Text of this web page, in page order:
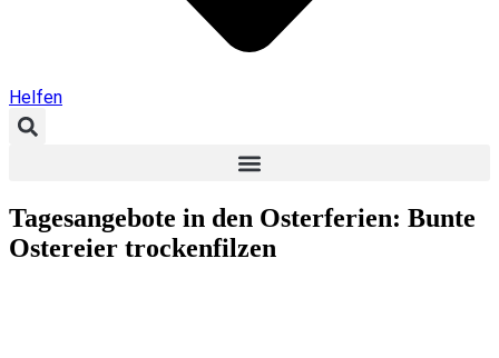
Helfen
Tagesangebote in den Osterferien: Bunte
Ostereier trockenfilzen